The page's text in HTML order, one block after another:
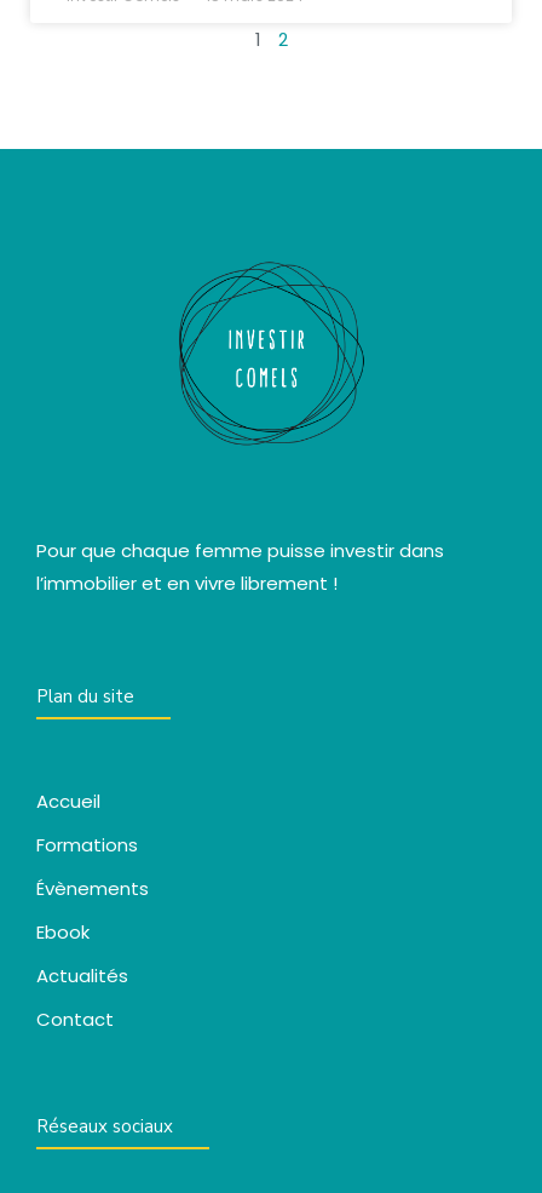
1 2
Pour que chaque femme puisse investir dans
l’immobilier et en vivre librement !
Plan du site
Accueil
Formations
Évènements
Ebook
Actualités
Contact
Réseaux sociaux